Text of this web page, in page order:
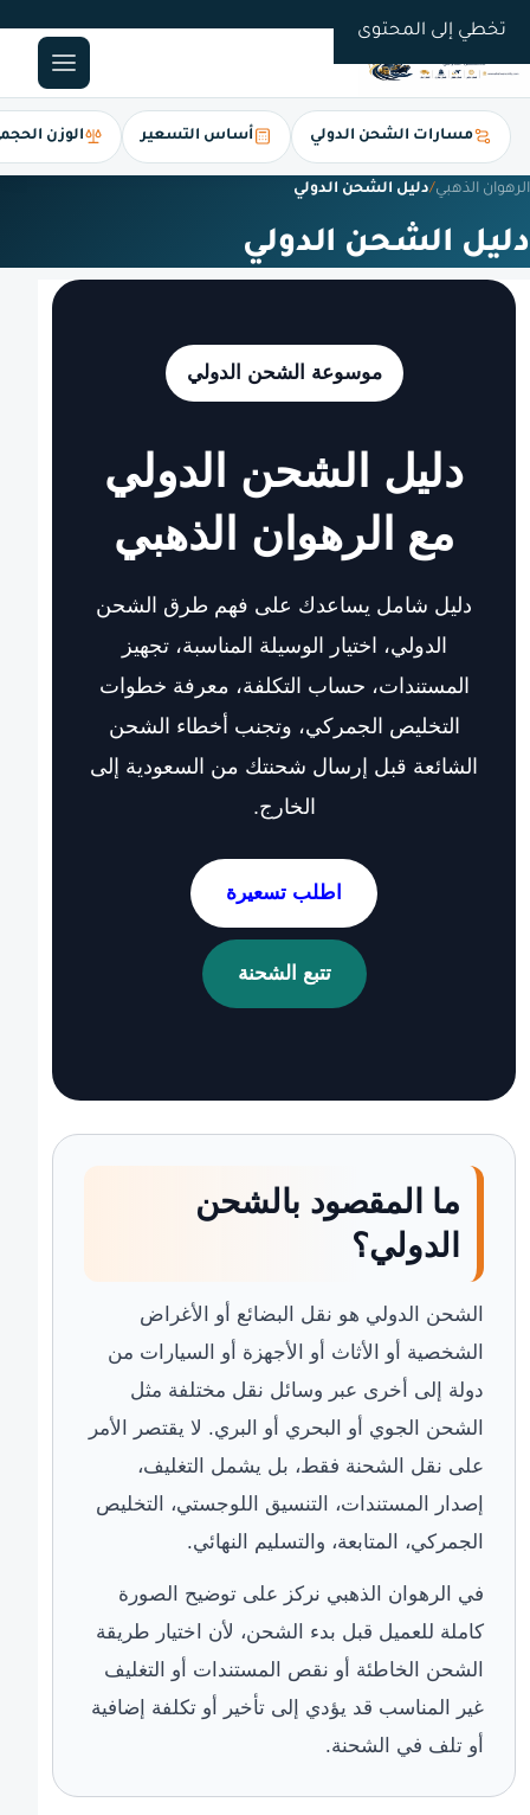
تخطي إلى المحتوى
مسارات الشحن الدولي أساس التسعير الوزن
الرهوان الذهبي/دليل الشحن الدولي
دليل الشحن الدولي
موسوعة الشحن الدولي
دليل الشحن الدولي
مع الرهوان الذهبي
دليل شامل يساعدك على فهم طرق الشحن
الدولي، اختيار الوسيلة المناسبة، تجهيز
المستندات، حساب التكلفة، معرفة خطوات
التخليص الجمركي، وتجنب أخطاء الشحن
الشائعة قبل إرسال شحنتك من السعودية إلى
الخارج.
اطلب تسعيرة
تتبع الشحنة
ما المقصود بالشحن
الدولي؟
الشحن الدولي هو نقل البضائع أو الأغراض
الشخصية أو الأثاث أو الأجهزة أو السيارات من
دولة إلى أخرى عبر وسائل نقل مختلفة مثل
الشحن الجوي أو البحري أو البري. لا يقتصر الأمر
على نقل الشحنة فقط، بل يشمل التغليف،
إصدار المستندات، التنسيق اللوجستي، التخليص
الجمركي، المتابعة، والتسليم النهائي.
في الرهوان الذهبي نركز على توضيح الصورة
كاملة للعميل قبل بدء الشحن، لأن اختيار طريقة
الشحن الخاطئة أو نقص المستندات أو التغليف
غير المناسب قد يؤدي إلى تأخير أو تكلفة إضافية
أو تلف في الشحنة.